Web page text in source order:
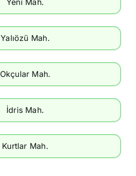
Yeni Mah.
Yalıözü Mah.
Okçular Mah.
İdris Mah.
Kurtlar Mah.